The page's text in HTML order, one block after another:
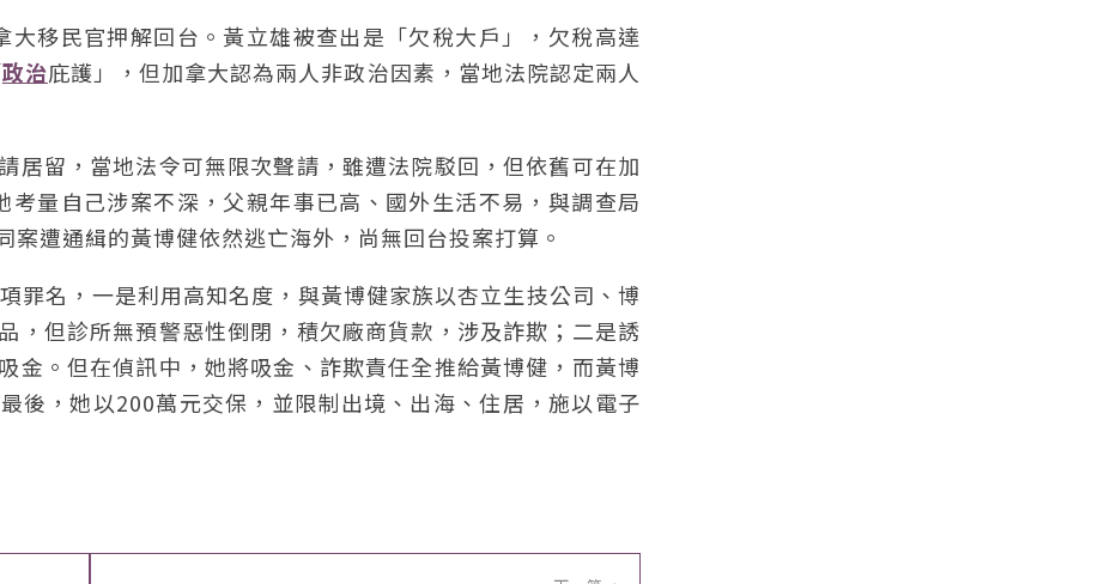
移民官押解回台。黃立雄被查出是「欠稅大戶」，欠稅高達
政治庇護」，但加拿大認為兩人非政治因素，當地法院認定兩人
居留，當地法令可無限次聲請，雖遭法院駁回，但依舊可在加
量自己涉案不深，父親年事已高、國外生活不易，與調查局
遭通緝的黃博健依然逃亡海外，尚無回台投案打算。
罪名，一是利用高知名度，與黃博健家族以杏立生技公司、博
，但診所無預警惡性倒閉，積欠廠商貨款，涉及詐欺；二是誘
金。但在偵訊中，她將吸金、詐欺責任全推給黃博健，而黃博
後，她以200萬元交保，並限制出境、出海、住居，施以電子